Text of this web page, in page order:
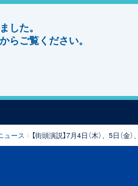
した。
らご覧ください。
ュース 【街頭演説】7月4日（木）、5日（